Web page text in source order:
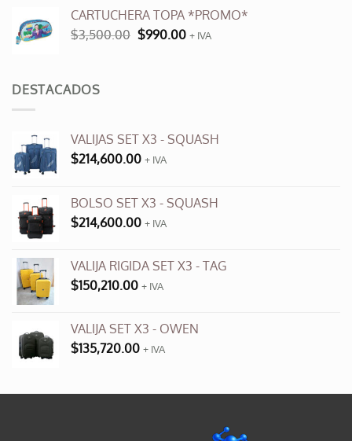
era:
$9,600.00.
es:
$3,500.00.
CARTUCHERA TOPA *PROMO*
$3,500.00 El
$990.00El+ IVA
DESTACADOS
VALIJAS SET X3 - SQUASH
$214,600.00 + IVA
BOLSO SET X3 - SQUASH
$214,600.00 + IVA
VALIJA RIGIDA SET X3 - TAG
$150,210.00 + IVA
VALIJA SET X3 - OWEN
$135,720.00 + IVA